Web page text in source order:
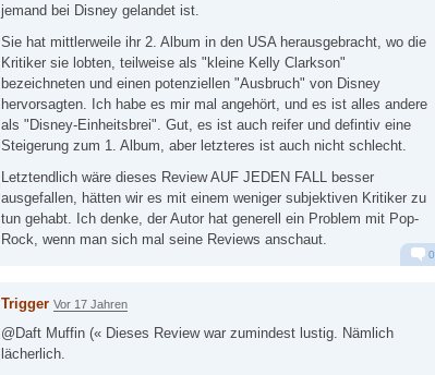
jemand bei Disney gelandet ist.
Sie hat mittlerweile ihr 2. Album in den USA herausgebracht, wo die
Kritiker sie lobten, teilweise als "kleine Kelly Clarkson"
bezeichneten und einen potenziellen "Ausbruch" von Disney
hervorsagten. Ich habe es mir mal angehört, und es ist alles andere
als "Disney-Einheitsbrei". Gut, es ist auch reifer und defintiv eine
Steigerung zum 1. Album, aber letzteres ist auch nicht schlecht.
Letztendlich wäre dieses Review AUF JEDEN FALL besser
ausgefallen, hätten wir es mit einem weniger subjektiven Kritiker zu
tun gehabt. Ich denke, der Autor hat generell ein Problem mit Pop-
Rock, wenn man sich mal seine Reviews anschaut.
0
Trigger Vor 17 Jahren
@Daft Muffin (« Dieses Review war zumindest lustig. Nämlich
lächerlich.